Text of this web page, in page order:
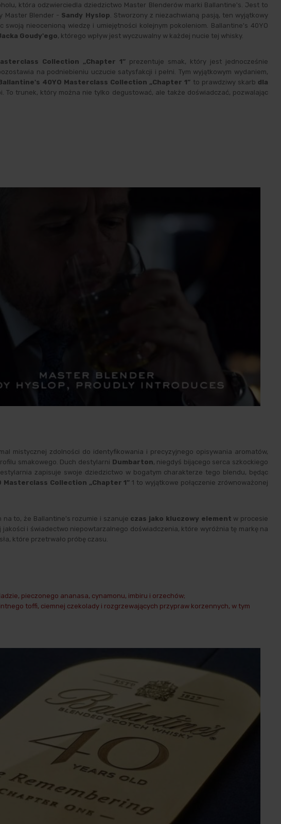
która odzwierciedla dziedzictwo Master Blenderów marki Ballantine's. Jest to
Master Blender - Sandy Hyslop . Stworzony z niezachwianą pasją, ten wyjątkowy
nieocenioną wiedzę i umiejętności kolejnym pokoleniom. Ballantine's 40YO
Goudy'ego, którego wpływ jest wyczuwalny w każdej nucie tej whisky.
Collection „Chapter 1” prezentuje smak, który jest jednocześnie
na podniebieniu uczucie satysfakcji i pełni. Tym wyjątkowym wydaniem,
40YO Masterclass Collection „Chapter 1” to prawdziwy skarb dla
trunek, który można nie tylko degustować, ale także doświadczać, pozwalając
mistycznej zdolności do identyfikowania i precyzyjnego opisywania aromatów,
smakowego. Duch destylarni Dumbarton, niegdyś bijącego serca szkockiego
zapisuje swoje dziedzictwo w bogatym charakterze tego blendu, będąc
Masterclass Collection „Chapter 1” 1 to wyjątkowe połączenie zrównoważonej
to, że Ballantine's rozumie i szanuje czas jako kluczowy element w procesie
i świadectwo niepowtarzalnego doświadczenia, które wyróżnia tę markę na
które przetrwało próbę czasu.
pieczonego ananasa, cynamonu, imbiru i orzechów;
toffi, ciemnej czekolady i rozgrzewających przypraw korzennych, w tym